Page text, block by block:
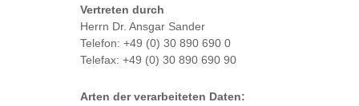
Vertreten durch
Herrn Dr. Ansgar Sander
Telefon: +49 (0) 30 890 690 0
Telefax: +49 (0) 30 890 690 90
Arten der verarbeiteten Daten: